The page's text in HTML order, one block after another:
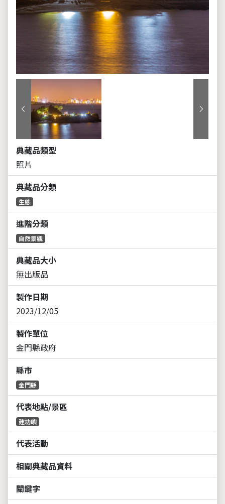
上一張 下一張
典藏品類型
照片
典藏品分類
生態
進階分類
自然景觀
典藏品大小
無出版品
製作日期
2023/12/05
製作單位
金門縣政府
縣市
金門縣
代表地點/景區
建功嶼
代表活動
相關典藏品資料
關鍵字